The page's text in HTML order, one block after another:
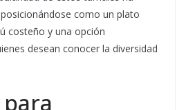
como un plato
costeño y una opción
desean conocer la diversidad